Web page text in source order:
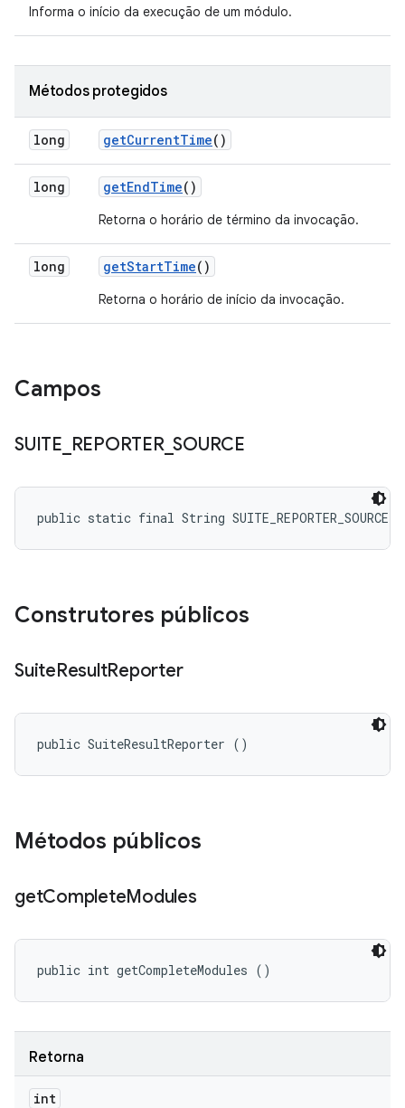
Informa o início da execução de um módulo.
Métodos protegidos
long getCurrentTime()
long getEndTime()
Retorna o horário de término da invocação.
long getStartTime()
Retorna o horário de início da invocação.
Campos
SUITE REPORTER_SOURCE
public static final String SUITE_REPORTER_SOURCE
Construtores públicos
SuiteResultReporter
public SuiteResultReporter ()
Métodos públicos
getCompleteModules
public int getCompleteModules ()
Retorna
int